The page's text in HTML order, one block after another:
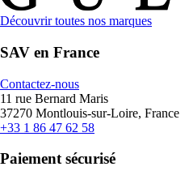
Découvrir toutes nos marques
SAV en France
Contactez-nous
11 rue Bernard Maris
37270 Montlouis-sur-Loire, France
+33 1 86 47 62 58
Paiement sécurisé